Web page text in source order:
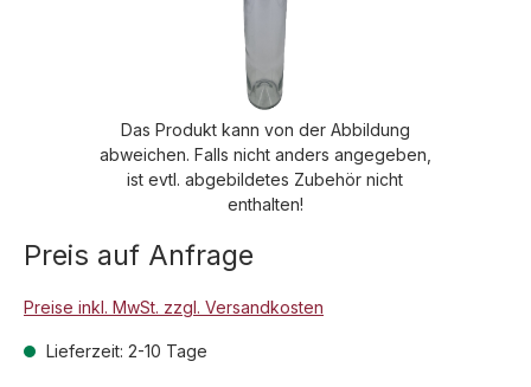
Das Produkt kann von der Abbildung
abweichen. Falls nicht anders angegeben,
ist evtl. abgebildetes Zubehör nicht
enthalten!
Preis auf Anfrage
Preise inkl. MwSt. zzgl. Versandkosten
Lieferzeit: 2-10 Tage